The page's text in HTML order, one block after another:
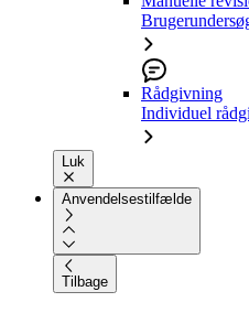
Rådgivning
Individuel
Luk
Anvendelsestilfælde
Tilbage